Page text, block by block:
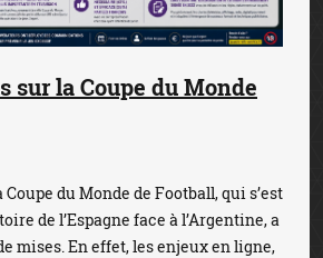
sur la Coupe du Monde
Coupe du Monde de Football, qui s’est
de l’Espagne face à l’Argentine, a
mises. En effet, les enjeux en ligne,